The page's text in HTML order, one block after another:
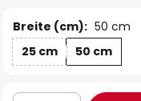
Breite (cm): 50 cm
25 cm
50 cm